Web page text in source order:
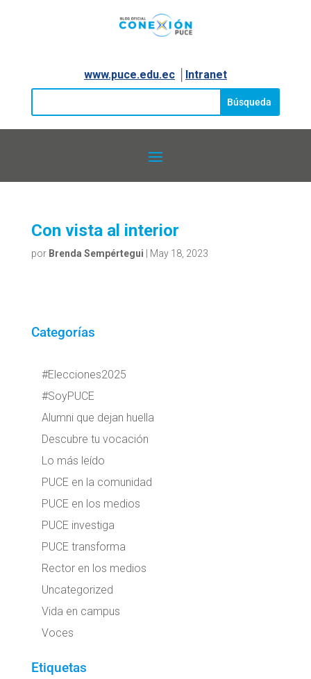
www.puce.edu.ec│ Intranet
Con vista al interior
por Brenda Sempértegui May 18, 2023
Categorías
#Elecciones2025
#SoyPUCE
Alumni que dejan huella
Descubre tu vocación
Lo más leído
PUCE en la comunidad
PUCE en los medios
PUCE investiga
PUCE transforma
Rector en los medios
Uncategorized
Vida en campus
Voces
Etiquetas